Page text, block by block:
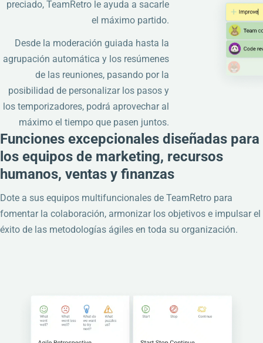
preciado, TeamRetro le ayuda a sacarle
el máximo partido.
Desde la moderación guiada hasta la
agrupación automática y los resúmenes
de las reuniones, pasando por la
posibilidad de personalizar los pasos y
los temporizadores, podrá aprovechar al
máximo el tiempo que pasen juntos.
Funciones excepcionales diseñadas para
los equipos de marketing, recursos
humanos, ventas y finanzas
Dote a sus equipos multifuncionales de TeamRetro para
fomentar la colaboración, armonizar los objetivos e impulsar el
éxito de las metodologías ágiles en toda su organización.